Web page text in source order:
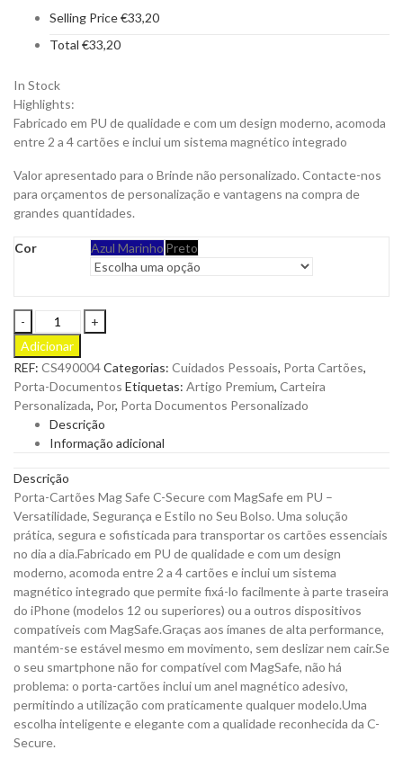
Selling Price€33,20
Total €33,20
In Stock
Highlights:
Fabricado em PU de qualidade e com um design moderno, acomoda
entre 2 a 4 cartões e inclui um sistema magnético integrado
Valor apresentado para o Brinde não personalizado. Contacte-nos
para orçamentos de personalização e vantagens na compra de
grandes quantidades.
Cor Azul Marinho Preto
Porta-
Cartões
Mag
Safe
C-
Secure
com
MagSafe
PU
para
Personalizar
quantity
Adicionar
REF: CS490004Categorias: Cuidados Pessoais, Porta Cartões,
Porta-Documentos Etiquetas: Artigo Premium, Carteira
Personalizada, Por, Porta Documentos Personalizado
Descrição
Informação adicional
Descrição
Porta-Cartões Mag Safe C-Secure com MagSafe em PU –
Versatilidade, Segurança e Estilo no Seu Bolso. Uma solução
prática, segura e sofisticada para transportar os cartões essenciais
no dia a dia.Fabricado em PU de qualidade e com um design
moderno, acomoda entre 2 a 4 cartões e inclui um sistema
magnético integrado que permite fixá-lo facilmente à parte traseira
do iPhone (modelos 12 ou superiores) ou a outros dispositivos
compatíveis com MagSafe.Graças aos ímanes de alta performance,
mantém-se estável mesmo em movimento, sem deslizar nem cair.Se
o seu smartphone não for compatível com MagSafe, não há
problema: o porta-cartões inclui um anel magnético adesivo,
permitindo a utilização com praticamente qualquer modelo.Uma
escolha inteligente e elegante com a qualidade reconhecida da C-
Secure.